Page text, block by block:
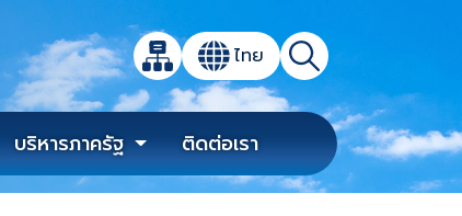
แผนผังเว็บไซต์
เปลี่ยนภาษา
ไทย ค้นหา
เปิดกล่องค้นหาข้อมูลหลักของเว็บไซต์
บริหารภาครัฐ ติดต่อเรา